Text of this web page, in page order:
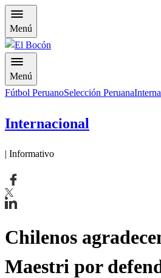
Menú
Menú
Fútbol PeruanoSelección Peruana
Internacional
| Informativo
Chilenos
Maestri por